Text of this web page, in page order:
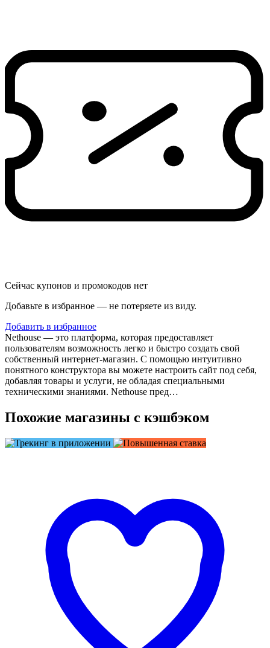
Сейчас купонов и промокодов нет
Добавьте в избранное — не потеряете из виду.
Добавить в избранное
Nethouse — это платформа, которая предоставляет
пользователям возможность легко и быстро создать свой
собственный интернет-магазин. С помощью интуитивно
понятного конструктора вы можете настроить сайт под себя,
добавляя товары и услуги, не обладая специальными
техническими знаниями. Nethouse пред…
Похожие магазины с кэшбэком